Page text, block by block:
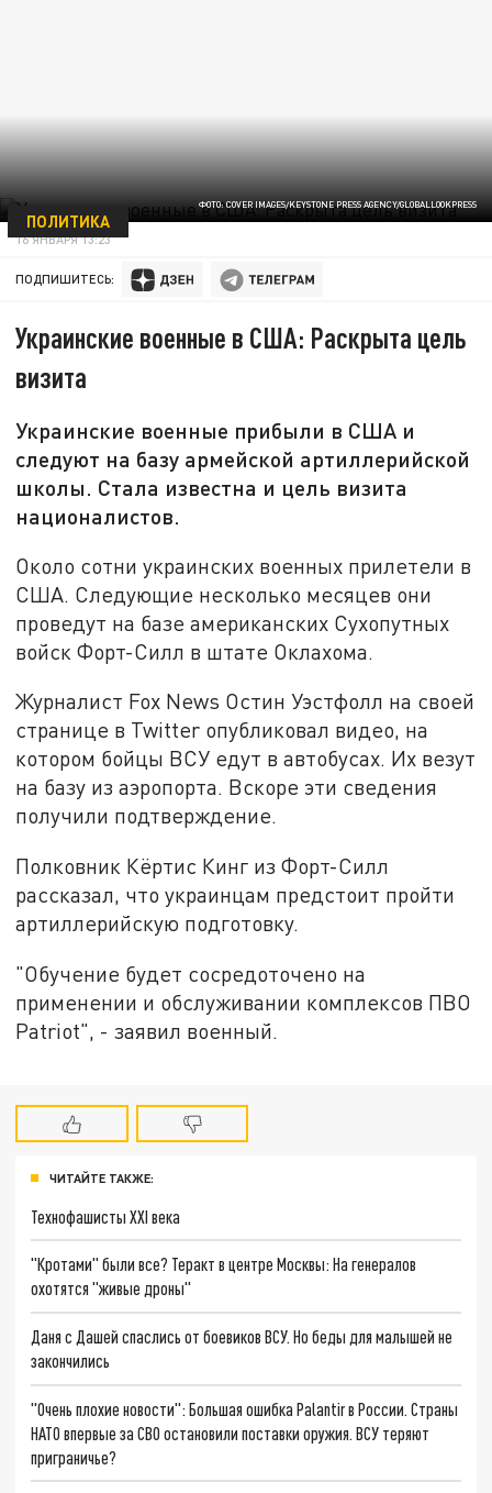
ФОТО: COVER IMAGES/KEYSTONE PRESS AGENCY/GLOBALLOOKPRESS
ПОЛИТИКА
16 ЯНВАРЯ 13:23
ПОДПИШИТЕСЬ:
Украинские военные в США: Раскрыта цель
визита
Украинские военные прибыли в США и
следуют на базу армейской артиллерийской
школы. Стала известна и цель визита
националистов.
Около сотни украинских военных прилетели в
США. Следующие несколько месяцев они
проведут на базе американских Сухопутных
войск Форт-Силл в штате Оклахома.
Журналист Fox News Остин Уэстфолл на своей
странице в Twitter опубликовал видео, на
котором бойцы ВСУ едут в автобусах. Их везут
на базу из аэропорта. Вскоре эти сведения
получили подтверждение.
Полковник Кёртис Кинг из Форт-Силл
рассказал, что украинцам предстоит пройти
артиллерийскую подготовку.
"Обучение будет сосредоточено на
применении и обслуживании комплексов ПВО
Patriot", - заявил военный.
ЧИТАЙТЕ ТАКЖЕ:
Технофашисты XXI века
"Кротами" были все? Теракт в центре Москвы: На генералов
охотятся "живые дроны"
Даня с Дашей спаслись от боевиков ВСУ. Но беды для малышей не
закончились
"Очень плохие новости": Большая ошибка Palantir в России. Страны
НАТО впервые за СВО остановили поставки оружия. ВСУ теряют
приграничье?